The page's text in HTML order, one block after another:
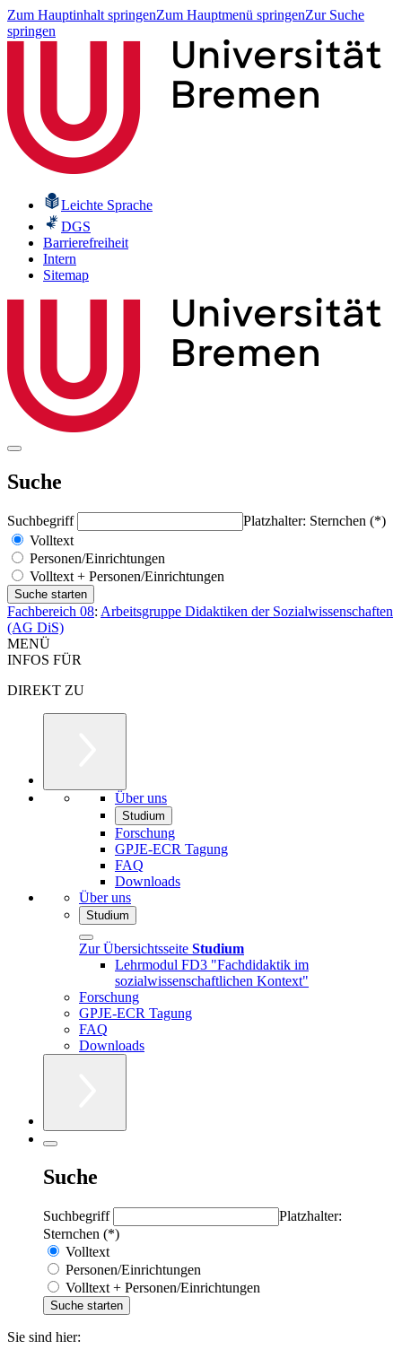
Zum Hauptinhalt springenZum Hauptmenü springenZur Suche
springen
Leichte Sprache
DGS
Barrierefreiheit
Intern
Sitemap
Suche
Suchbegriff
Platzhalter: Sternchen (*)
Volltext
Personen/Einrichtungen
Volltext + Personen/Einrichtungen
Fachbereich 08: Arbeitsgruppe Didaktiken der Sozialwissenschaften
(AG DiS)
MENÜ
INFOS FÜR
DIREKT ZU
Über uns
Studium
Forschung
GPJE-ECR Tagung
FAQ
Downloads
Über uns
Studium
Zur Übersichtsseite Studium
Lehrmodul FD3 "Fachdidaktik im
sozialwissenschaftlichen Kontext"
Forschung
GPJE-ECR Tagung
FAQ
Downloads
Suche
Suchbegriff
Platzhalter:
Sternchen (*)
Volltext
Personen/Einrichtungen
Volltext + Personen/Einrichtungen
Sie sind hier: